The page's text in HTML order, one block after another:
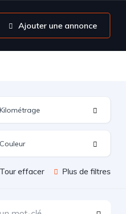
Ajouter une annonce
Tour effacer Plus de filtres